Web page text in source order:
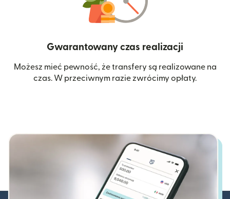
Gwarantowany czas realizacji
Możesz mieć pewność, że transfery są realizowane na
czas. W przeciwnym razie zwrócimy opłaty.